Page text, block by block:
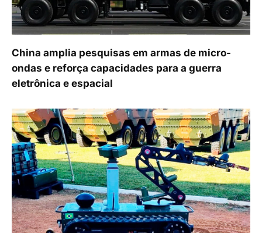
China amplia pesquisas em armas de micro-
ondas e reforça capacidades para a guerra
eletrônica e espacial